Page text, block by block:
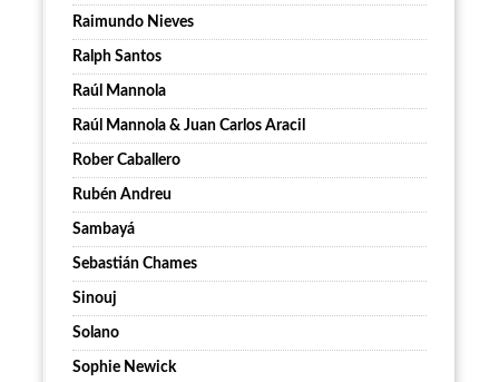
Raimundo Nieves
Ralph Santos
Raúl Mannola
Raúl Mannola & Juan Carlos Aracil
Rober Caballero
Rubén Andreu
Sambayá
Sebastián Chames
Sinouj
Solano
Sophie Newick